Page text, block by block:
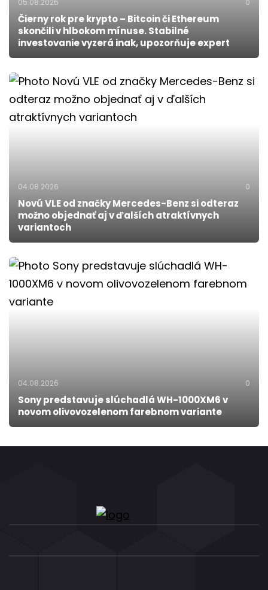
05.08.2026 0
Čierny rok pre krypto – Bitcoin či Ethereum
skončili v hlbokom mínuse. Stabilné
investovanie vyzerá inak, upozorňuje expert
04.08.2026 0
Novú VLE od značky Mercedes-Benz si odteraz
možno objednať aj v ďalších atraktívnych
variantoch
04.08.2026 0
Sony predstavuje slúchadlá WH-1000XM6 v
novom olivovozelenom farebnom variante